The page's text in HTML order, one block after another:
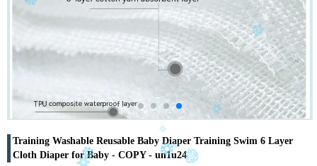
Training Washable Reusable Baby Diaper Training Swim 6 Layer
Cloth Diaper for Baby - COPY - un1u24